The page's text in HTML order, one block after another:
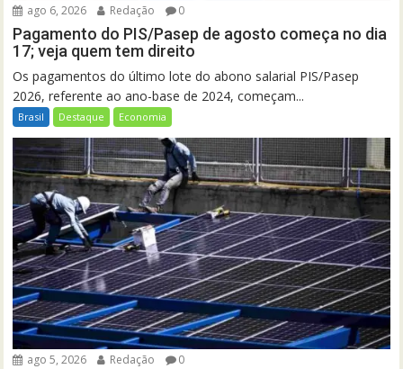
ago 6, 2026 Redação 0
Pagamento do PIS/Pasep de agosto começa no dia
17; veja quem tem direito
Os pagamentos do último lote do abono salarial PIS/Pasep
2026, referente ao ano-base de 2024, começam...
Brasil Destaque Economia
ago 5, 2026 Redação 0